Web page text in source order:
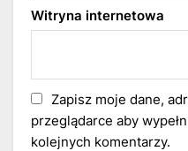
Witryna internetowa
Zapisz moje dane,
przeglądarce aby
kolejnych komentarzy.